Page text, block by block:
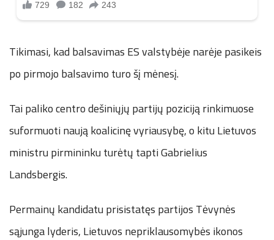
Tikimasi, kad balsavimas ES valstybėje narėje pasikeis
po pirmojo balsavimo turo šį mėnesį.
Tai paliko centro dešiniųjų partijų poziciją rinkimuose
suformuoti naują koalicinę vyriausybę, o kitu Lietuvos
ministru pirmininku turėtų tapti Gabrielius
Landsbergis.
Permainų kandidatu prisistatęs partijos Tėvynės
sąjunga lyderis, Lietuvos nepriklausomybės ikonos